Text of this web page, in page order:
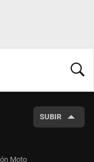
SUBIR
Moto